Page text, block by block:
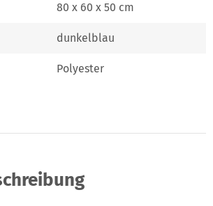
80 x 60 x 50 cm
dunkelblau
Polyester